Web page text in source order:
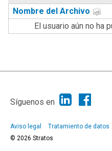
Nombre del Archivo
El usuario aún no ha
|
Síguenos en
Aviso legal Tratamiento de datos
© 2026 Stratos